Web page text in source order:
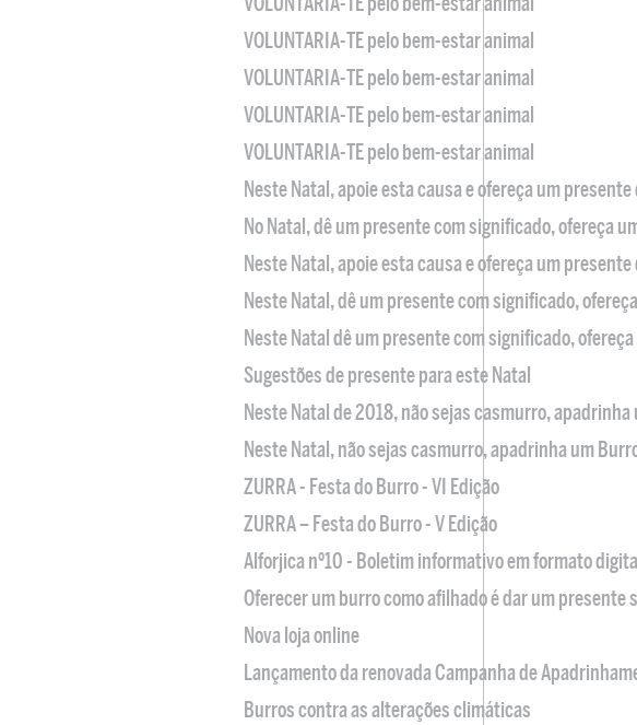
VOLUNTARIA-TE pelo bem-estar animal
VOLUNTARIA-TE pelo bem-estar animal
VOLUNTARIA-TE pelo bem-estar animal
VOLUNTARIA-TE pelo bem-estar animal
Neste Natal, apoie esta causa e ofereça um
No Natal, dê um presente com significado, ofereça
Neste Natal, apoie esta causa e ofereça um
Neste Natal, dê um presente com significado,
Neste Natal dê um presente com significado,
Sugestões de presente para este Natal
Neste Natal de 2018, não sejas casmurro,
Neste Natal, não sejas casmurro, apadrinha um
ZURRA - Festa do Burro - VI Edição
ZURRA – Festa do Burro - V Edição
Alforjica nº10 - Boletim informativo em formato digital
Oferecer um burro como afilhado é dar um presente
Nova loja online
Lançamento da renovada Campanha de
Burros contra as alterações climáticas